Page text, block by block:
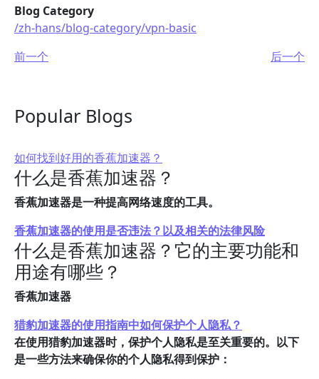
Blog Category
/zh-hans/blog-category/vpn-basic
前一个
后一个
Popular Blogs
如何找到好用的香蕉加速器？
什么是香蕉加速器？
香蕉加速器是一种提高网络速度的工具。
香蕉加速器的使用是否违法？以及相关的法律风险
什么是香蕉加速器？它的主要功能和
用途有哪些？
香蕉加速器
猎豹加速器的使用指南中如何保护个人隐私？
在使用猎豹加速器时，保护个人隐私是至关重要的。以下
是一些方法来确保你的个人隐私得到保护：